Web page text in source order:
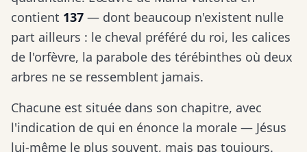
contient 137 — dont beaucoup n'existent nulle
part ailleurs : le cheval préféré du roi, les calices
de l'orfèvre, la parabole des térébinthes où deux
arbres ne se ressemblent jamais.
Chacune est située dans son chapitre, avec
l'indication de qui en énonce la morale — Jésus
lui-même le plus souvent, mais pas toujours.